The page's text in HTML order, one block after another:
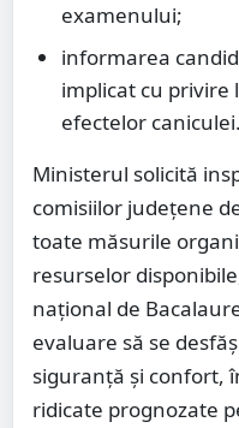
examenului;
informarea
implicat cu privire
efectelor caniculei.
Ministerul solicită
comisiilor județene
toate măsurile
resurselor
național de
evaluare să se
siguranță și confort,
ridicate prognozate